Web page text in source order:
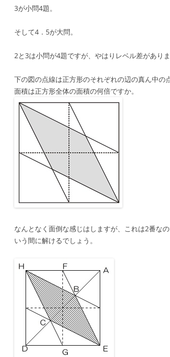
3が小問4題。
そして4．5が大問。
2と3は小問が4題ですが、やはりレベル差があり
下の図の点線は正方形のそれぞれの辺の真ん中
面積は正方形全体の面積の何倍ですか。
なんとなく面倒な感じはしますが、これは2番な
いう間に解けるでしょう。